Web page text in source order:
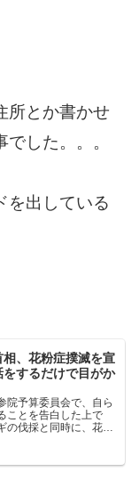
所とか書かせ
した。。。
を出している
相、花粉症撲滅を宣
するだけで目がか
院予算委員会で、自ら
ことを告白した上で
の伐採と同時に、花粉